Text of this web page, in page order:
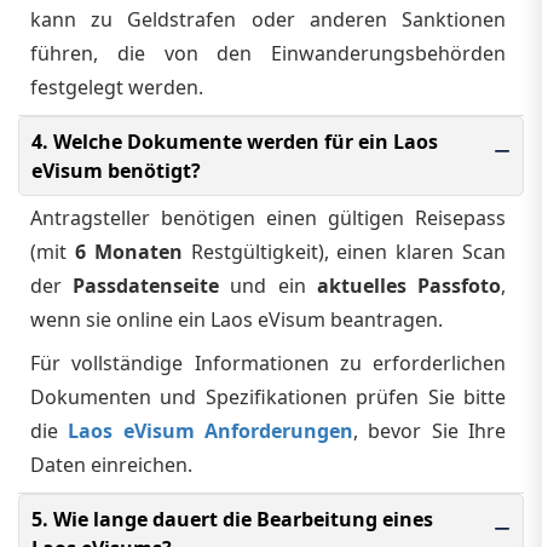
kann zu Geldstrafen oder anderen Sanktionen
führen, die von den Einwanderungsbehörden
festgelegt werden.
4. Welche Dokumente werden für ein Laos
eVisum benötigt?
Antragsteller benötigen einen gültigen Reisepass
(mit 6 Monaten Restgültigkeit), einen klaren Scan
der Passdatenseite und ein aktuelles Passfoto,
wenn sie online ein Laos eVisum beantragen.
Für vollständige Informationen zu erforderlichen
Dokumenten und Spezifikationen prüfen Sie bitte
die Laos eVisum Anforderungen, bevor Sie Ihre
Daten einreichen.
5. Wie lange dauert die Bearbeitung eines